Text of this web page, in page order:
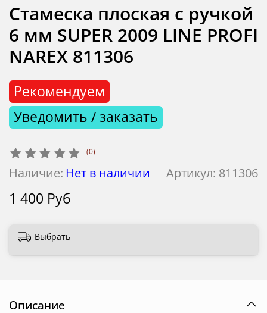
(0)
Артикул: 811306
Наличие: Нет в наличии
Рекомендуем
Уведомить / заказать
Стамеска плоская с ручкой
6 мм SUPER 2009 LINE PROFI
NAREX 811306
1 400 Руб
Выбрать
Описание